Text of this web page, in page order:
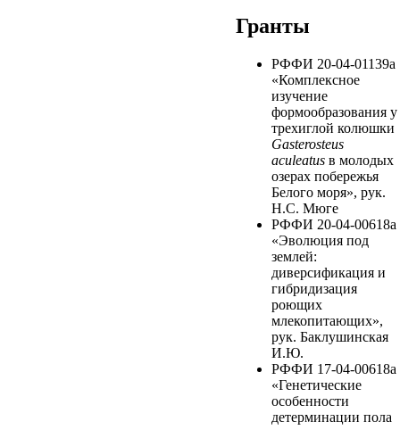
Гранты
РФФИ 20-04-01139a
«Комплексное
изучение
формообразования у
трехиглой колюшки
Gasterosteus
aculeatus в молодых
озерах побережья
Белого моря», рук.
Н.С. Мюге
РФФИ 20-04-00618a
«Эволюция под
землей:
диверсификация и
гибридизация
роющих
млекопитающих»,
рук. Баклушинская
И.Ю.
РФФИ 17-04-00618a
«Генетические
особенности
детерминации пола